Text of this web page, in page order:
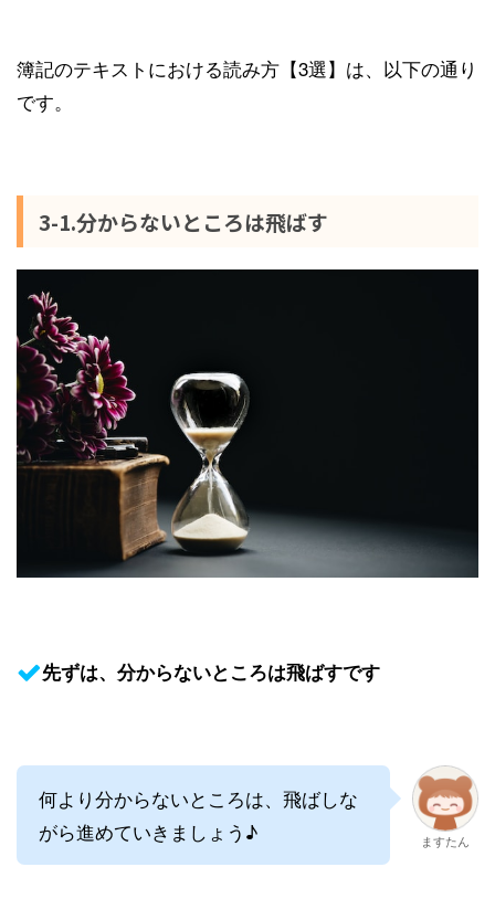
簿記のテキストにおける読み方【3選】は、以下の通り
です。
3-1.分からないところは飛ばす
先ずは、分からないところは飛ばすです
何より分からないところは、飛ばしな
がら進めていきましょう♪
ますたん